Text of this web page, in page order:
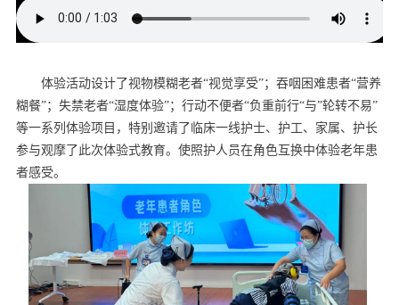
体验活动设计了视物模糊老者“视觉享受”；吞咽困难患者“营养
糊餐”；失禁老者“湿度体验”；行动不便者“负重前行“与”轮转不易”
等一系列体验项目，特别邀请了临床一线护士、护工、家属、护长
参与观摩了此次体验式教育。使照护人员在角色互换中体验老年患
者感受。